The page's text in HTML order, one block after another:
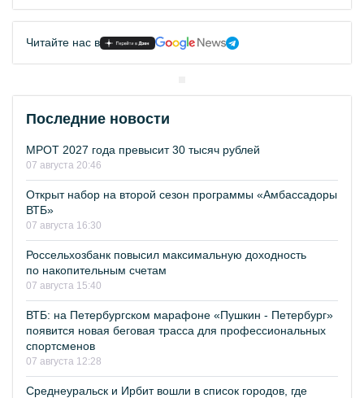
Читайте нас в
Последние новости
МРОТ 2027 года превысит 30 тысяч рублей
07 августа 20:46
Открыт набор на второй сезон программы «Амбассадоры
ВТБ»
07 августа 16:30
Россельхозбанк повысил максимальную доходность
по накопительным счетам
07 августа 15:40
ВТБ: на Петербургском марафоне «Пушкин - Петербург»
появится новая беговая трасса для профессиональных
спортсменов
07 августа 12:28
Среднеуральск и Ирбит вошли в список городов, где